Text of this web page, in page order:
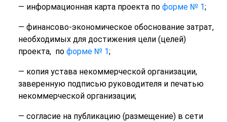
— информационная карта проекта по форме № 1;
— финансово-экономическое обоснование затрат,
необходимых для достижения цели (целей)
проекта, по форме № 1;
— копия устава некоммерческой организации,
заверенную подписью руководителя и печатью
некоммерческой организации;
— согласие на публикацию (размещение) в сети